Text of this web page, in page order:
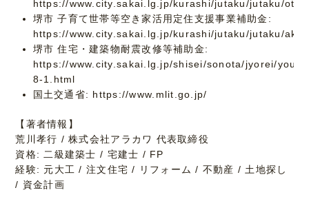
https://www.city.sakai.lg.jp/kurashi/jutaku/jutaku/
堺市 子育て世帯等空き家活用定住支援事業補助金:
https://www.city.sakai.lg.jp/kurashi/jutaku/jutaku/
堺市 住宅・建築物耐震改修等補助金:
https://www.city.sakai.lg.jp/shisei/sonota/jyorei/
8-1.html
国土交通省: https://www.mlit.go.jp/
【著者情報】
荒川孝行 / 株式会社アラカワ 代表取締役
資格: 二級建築士 / 宅建士 / FP
経験: 元大工 / 注文住宅 / リフォーム / 不動産 / 土地探し
/ 資金計画